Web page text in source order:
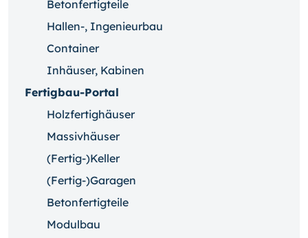
Betonfertigteile
Hallen-, Ingenieurbau
Container
Inhäuser, Kabinen
Fertigbau-Portal
Holzfertighäuser
Massivhäuser
(Fertig-)Keller
(Fertig-)Garagen
Betonfertigteile
Modulbau